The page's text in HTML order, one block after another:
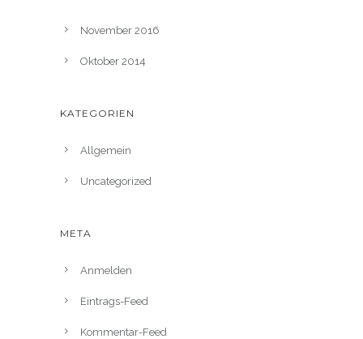
November 2016
Oktober 2014
KATEGORIEN
Allgemein
Uncategorized
META
Anmelden
Eintrags-Feed
Kommentar-Feed